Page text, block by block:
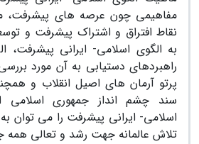
مفاهیمی چون عرصه های پیشرفت،
نقاط افتراق و اشتراک پیشرفت و
به الگوی اسلامی- ایرانی پیشرفت،
راهبردهای دستیابی به آن مورد
پرتو آرمان های اصیل انقلاب و
سند چشم انداز جمهوری اسلامی
اسلامی- ایرانی پیشرفت را می توان
تلاش عالمانه جهت رشد و تعالی همه